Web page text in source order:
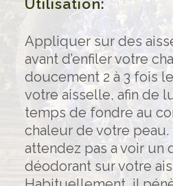
Utilisation:
Appliquer sur des
avant d’enfiler votre
doucement 2 à 3 fois
votre aisselle, afin de
temps de fondre au
chaleur de votre peau.
attendez pas a voir un
déodorant sur votre